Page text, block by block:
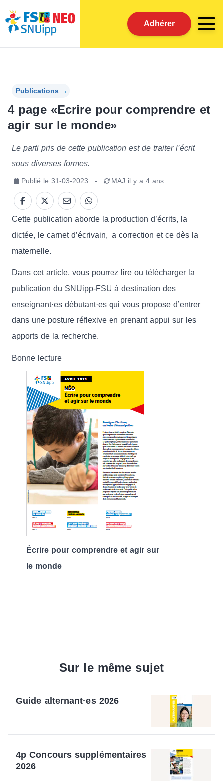
Adhérer
Publications →
4 page «Ecrire pour comprendre et
agir sur le monde»
Le parti pris de cette publication est de traiter l’écrit
sous diverses formes.
Publié le 31-03-2023 - MAJ il y a 4 ans
Cette publication aborde la production d’écrits, la
dictée, le carnet d’écrivain, la correction et ce dès la
maternelle.
Dans cet article, vous pourrez lire ou télécharger la
publication du SNUipp-FSU à destination des
enseignant·es débutant·es qui vous propose d’entrer
dans une posture réflexive en prenant appui sur les
apports de la recherche.
Bonne lecture
Écrire pour comprendre et agir sur
le monde
Sur le même sujet
Guide alternant·es 2026
4p Concours supplémentaires
2026